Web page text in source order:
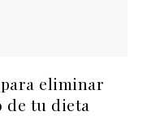
eliminar
de tu dieta